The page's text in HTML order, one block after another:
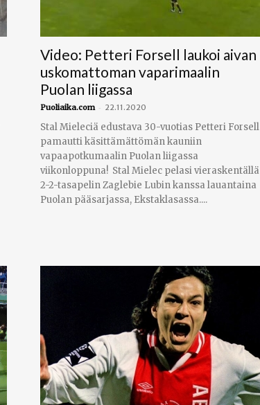
Video: Petteri Forsell laukoi aivan
uskomattoman vaparimaalin
Puolan liigassa
Puoliaika.com - 22.11.2020
Stal Mieleciä edustava 30-vuotias Petteri Forsell
pamautti käsittämättömän kauniin
vapaapotkumaalin Puolan liigassa
viikonloppuna! Stal Mielec pelasi vieraskentällä
2-2-tasapelin Zaglebie Lubin kanssa lauantaina
Puolan pääsarjassa, Ekstaklasassa....